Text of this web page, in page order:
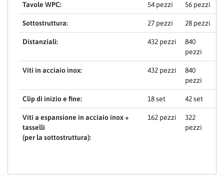
Tavole WPC: 54 pezzi 56 pezzi
Sottostruttura: 27 pezzi 28 pezzi
Distanziali: 432 pezzi
840
pezzi
Viti in acciaio inox: 432 pezzi
840
pezzi
Clip di inizio e fine: 18 set 42 set
Viti a espansione in acciaio inox +
tasselli
(per la sottostruttura):
162 pezzi
322
pezzi